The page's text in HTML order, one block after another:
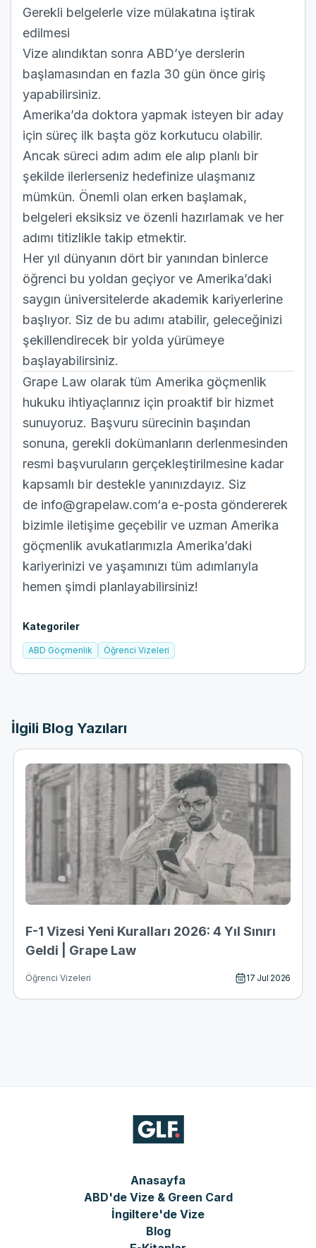
Gerekli belgelerle vize mülakatına iştirak
edilmesi
Vize alındıktan sonra ABD’ye derslerin
başlamasından en fazla 30 gün önce giriş
yapabilirsiniz.
Amerika’da doktora yapmak isteyen bir aday
için süreç ilk başta göz korkutucu olabilir.
Ancak süreci adım adım ele alıp planlı bir
şekilde ilerlerseniz hedefinize ulaşmanız
mümkün. Önemli olan erken başlamak,
belgeleri eksiksiz ve özenli hazırlamak ve her
adımı titizlikle takip etmektir.
Her yıl dünyanın dört bir yanından binlerce
öğrenci bu yoldan geçiyor ve Amerika’daki
saygın üniversitelerde akademik kariyerlerine
başlıyor. Siz de bu adımı atabilir, geleceğinizi
şekillendirecek bir yolda yürümeye
başlayabilirsiniz.
Grape Law olarak tüm Amerika göçmenlik
hukuku ihtiyaçlarınız için proaktif bir hizmet
sunuyoruz. Başvuru sürecinin başından
sonuna, gerekli dokümanların derlenmesinden
resmi başvuruların gerçekleştirilmesine kadar
kapsamlı bir destekle yanınızdayız. Siz
de info@grapelaw.com‘a e-posta göndererek
bizimle iletişime geçebilir ve uzman Amerika
göçmenlik avukatlarımızla Amerika’daki
kariyerinizi ve yaşamınızı tüm adımlarıyla
hemen şimdi planlayabilirsiniz!
Kategoriler
ABD Göçmenlik Öğrenci Vizeleri
İlgili Blog Yazıları
F-1 Vizesi Yeni Kuralları 2026: 4 Yıl Sınırı
Geldi | Grape Law
Öğrenci Vizeleri 17 Jul 2026
Anasayfa
ABD'de Vize & Green Card
İngiltere'de Vize
Blog